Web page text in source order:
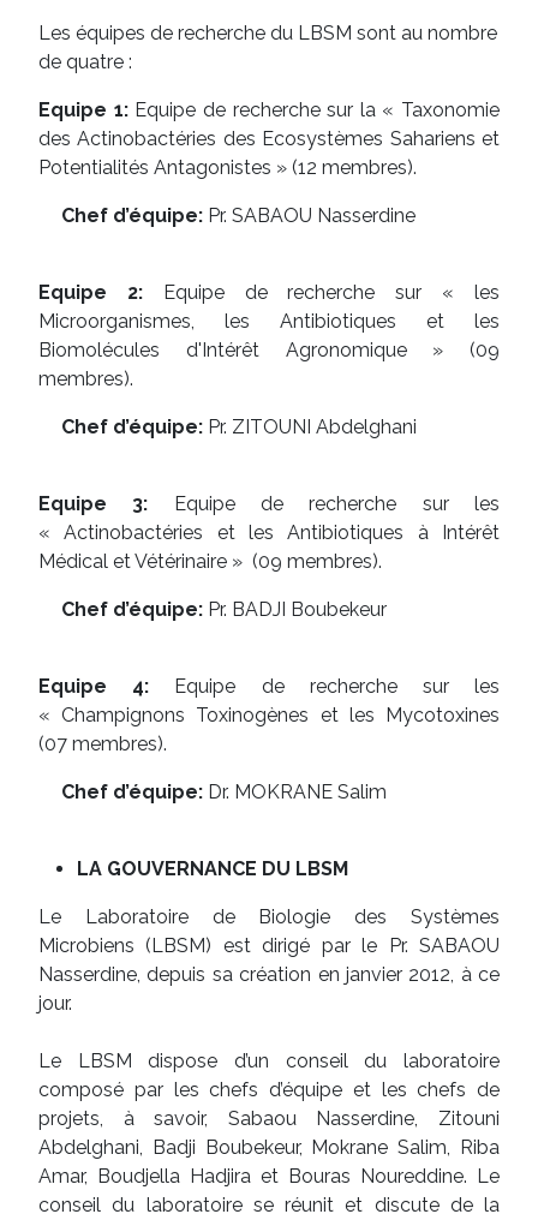
Les équipes de recherche du LBSM sont au nombre
de quatre :
Equipe 1:Equipe de recherche sur la « Taxonomie
des Actinobactéries des Ecosystèmes Sahariens et
Potentialités Antagonistes » (12 membres).
Chef d’équipe:Pr. SABAOU Nasserdine
Equipe 2:Equipe de recherche sur « les
Microorganismes, les Antibiotiques et les
Biomolécules d'Intérêt Agronomique » (09
membres).
Chef d’équipe:Pr. ZITOUNI Abdelghani
Equipe 3: Equipe de recherche sur les
« Actinobactéries et les Antibiotiques à Intérêt
Médical et Vétérinaire » (09 membres).
Chef d’équipe:Pr. BADJI Boubekeur
Equipe 4: Equipe de recherche sur les
« Champignons Toxinogènes et les Mycotoxines
(07 membres).
Chef d’équipe:Dr. MOKRANE Salim
LA GOUVERNANCE DU LBSM
Le Laboratoire de Biologie des Systèmes
Microbiens (LBSM) est dirigé par le Pr. SABAOU
Nasserdine, depuis sa création en janvier 2012, à ce
jour.
Le LBSM dispose d’un conseil du laboratoire
composé par les chefs d’équipe et les chefs de
projets, à savoir, Sabaou Nasserdine, Zitouni
Abdelghani, Badji Boubekeur, Mokrane Salim, Riba
Amar, Boudjella Hadjira et Bouras Noureddine. Le
conseil du laboratoire se réunit et discute de la